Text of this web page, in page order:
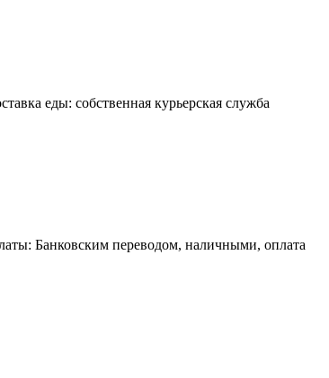
еды: собственная курьерская служба
Банковским переводом, наличными, оплата